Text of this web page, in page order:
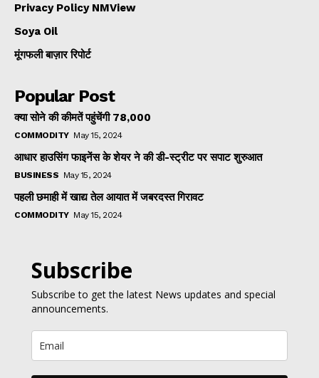
Privacy Policy NMView
Soya Oil
मूंगफली बाज़ार रिपोर्ट
Popular Post
क्या सोने की कीमतें पहुंचेंगी ₹78,000
COMMODITY May 15, 2024
आधार हाउसिंग फाइनेंस के शेयर ने की डी-स्ट्रीट पर सपाट शुरुआत
BUSINESS May 15, 2024
पहली छमाही में खाद्य तेल आयात में जबरदस्त गिरावट
COMMODITY May 15, 2024
Subscribe
Subscribe to get the latest News updates and special
announcements.